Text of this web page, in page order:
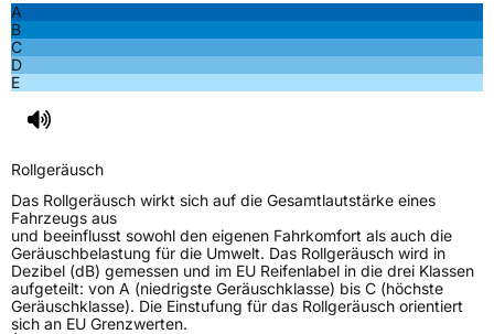
A
B
C
D
E
Rollgeräusch
Das Rollgeräusch wirkt sich auf die Gesamtlautstärke eines
Fahrzeugs aus
und beeinflusst sowohl den eigenen Fahrkomfort als auch die
Geräuschbelastung für die Umwelt. Das Rollgeräusch wird in
Dezibel (dB) gemessen und im EU Reifenlabel in die drei Klassen
aufgeteilt: von A (niedrigste Geräuschklasse) bis C (höchste
Geräuschklasse). Die Einstufung für das Rollgeräusch orientiert
sich an EU Grenzwerten.